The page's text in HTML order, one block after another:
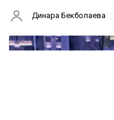
Динара Бекболаева